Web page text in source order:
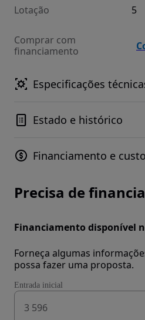
Lotação 5
Comprar com
financiamento
Especificações
Estado e histórico
Financiamento e
Precisa de
Financiamento disponível
Forneça algumas
possa fazer uma proposta.
Entrada inicial